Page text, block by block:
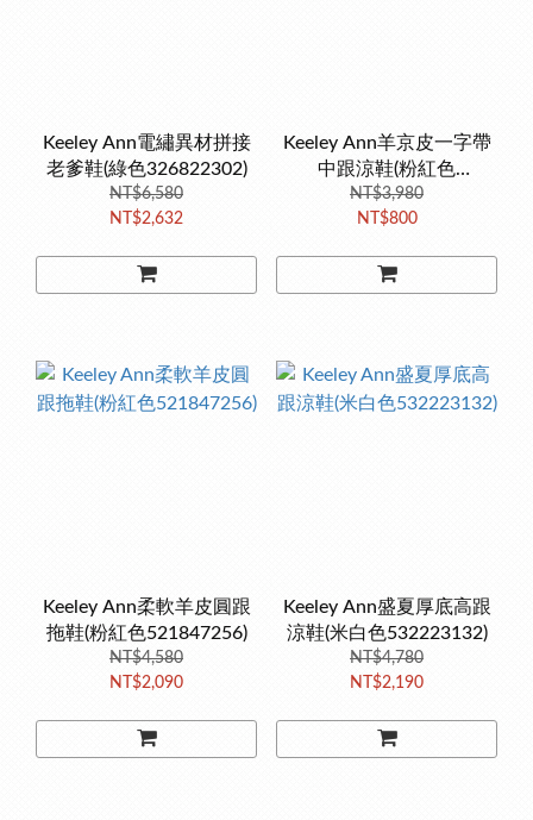
Keeley Ann電繡異材拼接
老爹鞋(綠色326822302)
NT$6,580
NT$2,632
Keeley Ann羊京皮一字帶
中跟涼鞋(粉紅色
022847256)
NT$3,980
NT$800
Keeley Ann柔軟羊皮圓跟
拖鞋(粉紅色521847256)
NT$4,580
NT$2,090
Keeley Ann盛夏厚底高跟
涼鞋(米白色532223132)
NT$4,780
NT$2,190